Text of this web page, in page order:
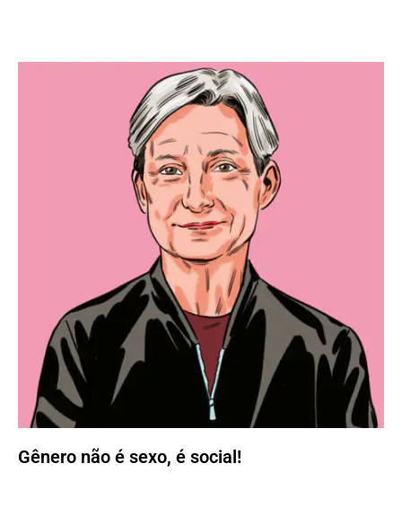
Gênero não é sexo, é social!